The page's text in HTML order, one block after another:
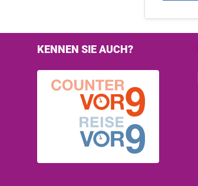
KENNEN SIE AUCH?